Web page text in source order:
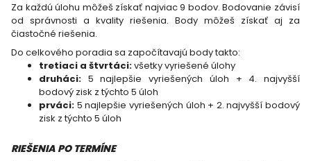
Za každú úlohu môžeš získať najviac 9 bodov. Bodovanie závisí
od správnosti a kvality riešenia. Body môžeš získať aj za
čiastočné riešenia.
Do celkového poradia sa započítavajú body takto:
tretiaci a štvrtáci:všetky vyriešené úlohy
druháci: 5 najlepšie vyriešených úloh + 4. najvyšší
bodový zisk z týchto 5 úloh
prváci: 5 najlepšie vyriešených úloh + 2. najvyšší bodový
zisk z týchto 5 úloh
RIEŠENIA PO TERMÍNE